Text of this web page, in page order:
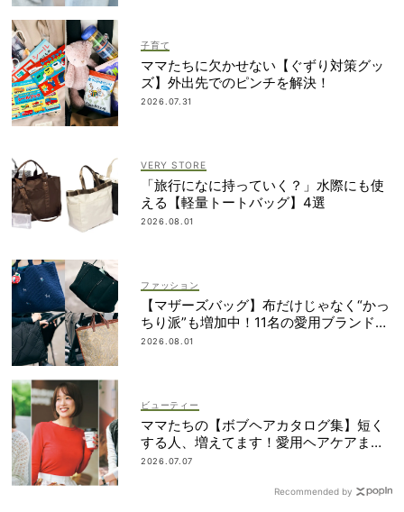
子育て
ママたちに欠かせない【ぐずり対策グッ
ズ】外出先でのピンチを解決！
2026.07.31
VERY STORE
「旅行になに持っていく？」水際にも使
える【軽量トートバッグ】4選
2026.08.01
ファッション
【マザーズバッグ】布だけじゃなく“かっ
ちり派”も増加中！11名の愛用ブランド
は？
2026.08.01
ビューティー
ママたちの【ボブヘアカタログ集】短く
する人、増えてます！愛用ヘアケアまで
全部見せ
2026.07.07
Recommended by